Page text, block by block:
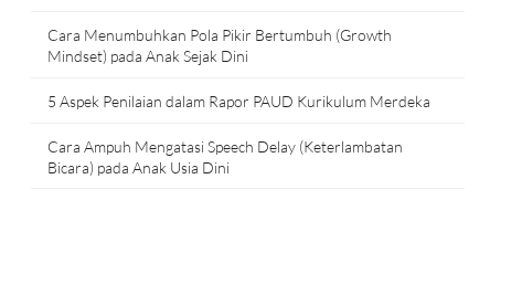
Cara Menumbuhkan Pola Pikir Bertumbuh (Growth
Mindset) pada Anak Sejak Dini
5 Aspek Penilaian dalam Rapor PAUD Kurikulum Merdeka
Cara Ampuh Mengatasi Speech Delay (Keterlambatan
Bicara) pada Anak Usia Dini